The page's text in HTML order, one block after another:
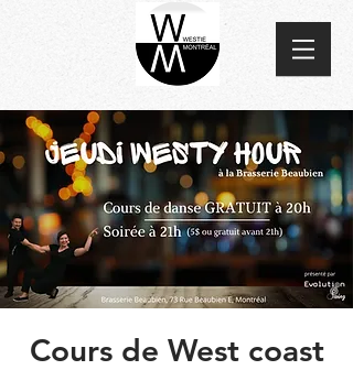
Cours de West coast